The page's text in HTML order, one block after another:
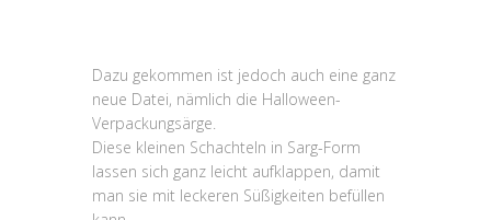
Dazu gekommen ist jedoch auch eine ganz
neue Datei, nämlich die Halloween-
Verpackungsärge.
Diese kleinen Schachteln in Sarg-Form
lassen sich ganz leicht aufklappen, damit
man sie mit leckeren Süßigkeiten befüllen